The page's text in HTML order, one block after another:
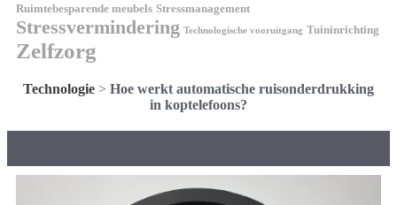
Ruimtebesparende meubels Stressmanagement
Stressvermindering Technologische vooruitgang Tuininrichting
Zelfzorg
Technologie > Hoe werkt automatische ruisonderdrukking
in koptelefoons?